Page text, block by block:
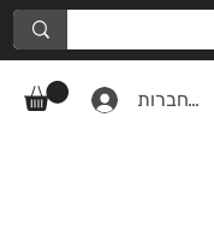
להתחברות